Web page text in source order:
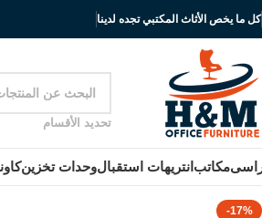
كل ما يخص الأثاث المكتبي تجده لدينا
تحديد الأقسام
مكاتب انتريهات استقبالوحدات تخزين
-17%